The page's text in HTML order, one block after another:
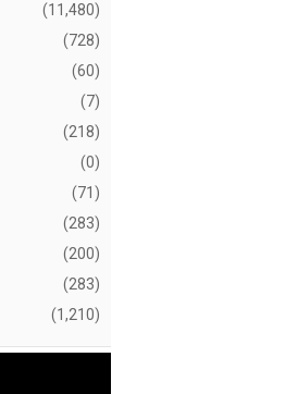
(11,480)
(728)
(60)
(7)
(218)
(0)
(71)
(283)
(200)
(283)
(1,210)